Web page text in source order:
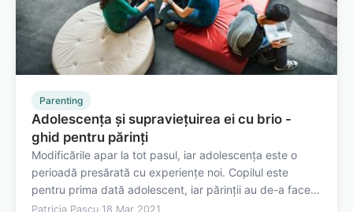
Parenting
Adolescența și supraviețuirea ei cu brio -
ghid pentru părinți
Modificările apar la tot pasul, iar adolescența este o
perioadă presărată cu experiențe noi. Copilul este
pentru prima dată adolescent, iar părinții au de-a face
pentru prima oară cu unul. În cele ce urmează ne vom
Patricia Pascu· 18 Mar 2021